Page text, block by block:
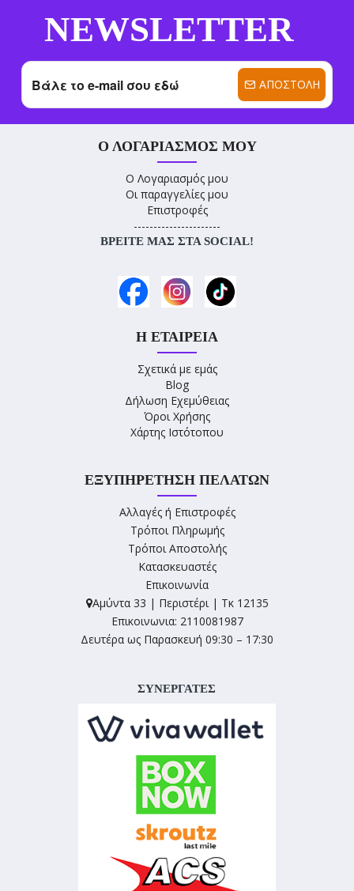
NEWSLETTER
ΑΠΟΣΤΟΛΉ
Ο ΛΟΓΑΡΙΑΣΜΌΣ ΜΟΥ
Ο Λογαριασμός μου
Οι παραγγελίες μου
Επιστροφές
----------------------
ΒΡΕΊΤΕ ΜΑΣ ΣΤΑ SOCIAL!
Η ΕΤΑΙΡΕΊΑ
Σχετικά με εμάς
Blog
Δήλωση Εχεμύθειας
Όροι Χρήσης
Χάρτης Ιστότοπου
ΕΞΥΠΗΡΈΤΗΣΗ ΠΕΛΑΤΏΝ
Αλλαγές ή Επιστροφές
Τρόποι Πληρωμής
Τρόποι Αποστολής
Κατασκευαστές
Επικοινωνία
Αμύντα 33 | Περιστέρι | Τκ 12135
Επικοινωνια: 2110081987
Δευτέρα ως Παρασκευή 09:30 – 17:30
ΣΥΝΕΡΓΑΤΕΣ